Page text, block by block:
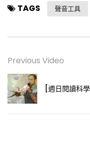
TAGS 聲音工具
Previous Video
[週日閱讀科